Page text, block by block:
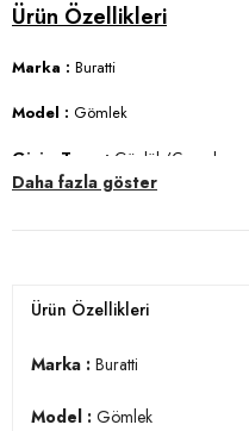
Marka : Buratti
Model : Gömlek
Giyim Tarzı : Günlük/Casual
81 cm / Basen : 98 cm / Beden : M
Daha fazla göster
Ürün Özellikleri
Marka : Buratti
Model : Gömlek